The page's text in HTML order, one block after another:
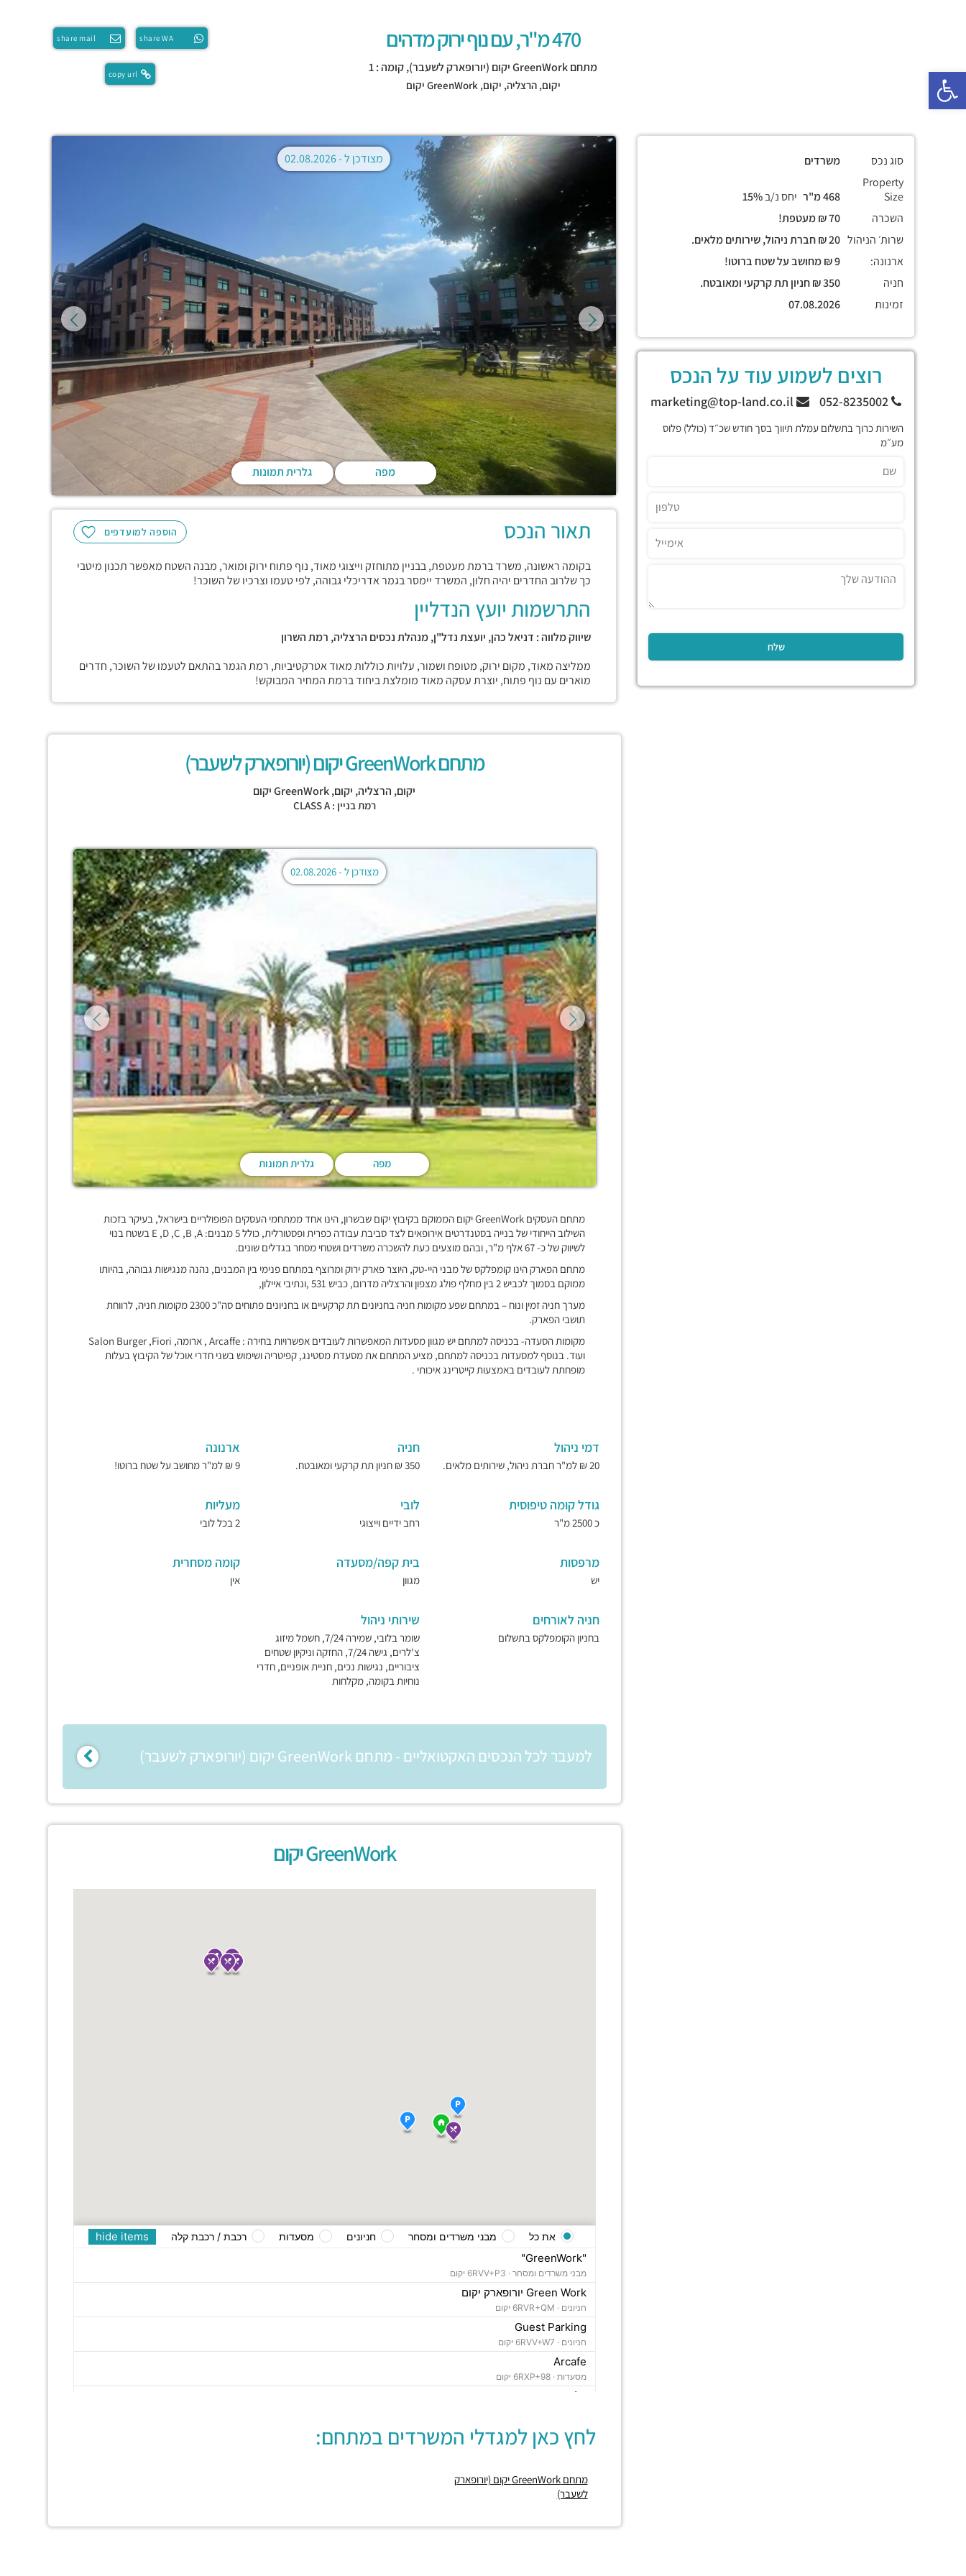
פתח סרגל נגישות
share WA
share mail
copy url
470 מ"ר, עם נוף ירוק מדהים
מתחם GreenWork יקום (יורופארק לשעבר), קומה : 1
יקום,הרצליה, יקום,GreenWork יקום
מפה גלרית תמונות
מצודכן ל -
הוספה למועדפים תאור הנכס
בקומה ראשונה, משרד ברמת מעטפת, בבניין מתוחזק וייצוגי מאוד, נוף פתוח ירוק ומואר, מבנה השטח מאפשר תכנון מיטבי
כך שלרוב החדרים יהיה חלון, המשרד יימסר בגמר אדריכלי גבוהה, לפי טעמו וצרכיו של השוכר!
התרשמות יועץ הנדליין
שיווק מלווה : דניאל כהן, יועצת נדל"ן, מנהלת נכסים הרצליה, רמת השרון
ממליצה מאוד, מקום ירוק, מטופח ושמור, עלויות כוללות מאוד אטרקטיביות, רמת הגמר בהתאם לטעמו של השוכר, חדרים
מוארים עם נוף פתוח, יוצרת עסקה מאוד מומלצת ביחוד ברמת המחיר המבוקש!
סוג נכס
משרדים
Property
Size
יחס נ/ב
השכרה
שרות׳ הניהול
ארנונה:
חניה
זמינות
רוצים לשמוע עוד על הנכס
השירות כרוך בתשלום עמלת תיווך בסך חודש שכ״ד (כולל) פלוס
מע״מ
מתחם GreenWork יקום (יורופארק לשעבר)
יקום, הרצליה, יקום,GreenWork יקום
רמת בניין : CLASS A
מפה גלרית תמונות
מצודכן ל -02.08.2026
מתחם העסקים GreenWork יקום הממוקם בקיבוץ יקום שבשרון, הינו אחד ממתחמי העסקים הפופולריים בישראל, בעיקר בזכות
השילוב הייחודי של בנייה בסטנדרטים אירופאים לצד סביבת עבודה כפרית ופסטורלית, כולל 5 מבנים: E ,D ,C ,B ,A בשטח בנוי
לשיווק של כ- 67 אלף מ"ר, ובהם מוצעים כעת להשכרה משרדים ושטחי מסחר בגדלים שונים.
מתחם הפארק הינו קומפלקס של מבני היי-טק, היוצר פארק ירוק ומרוצף במתחם פנימי בין המבנים, נהנה מנגישות גבוהה, בהיותו
ממוקם בסמוך לכביש 2 בין מחלף פולג מצפון והרצליה מדרום, כביש 531 ,ונתיבי איילון,
מערך חניה זמין ונוח – במתחם שפע מקומות חניה בחניונים תת קרקעיים או בחניונים פתוחים סה"כ 2300 מקומות חניה, לרווחת
תושבי הפארק.
מקומות הסעדה- בכניסה למתחם יש מגוון מסעדות המאפשרות לעובדים אפשרויות בחירה : Arcaffe , ארומה, Salon Burger ,Fiori
ועוד. בנוסף למסעדות בכניסה למתחם, מציע המתחם את מסעדת מסטינג, קפיטריה ושימוש בשני חדרי אוכל של הקיבוץ בעלות
מופחתת לעובדים באמצעות קייטרינג איכותי .
דמי ניהול
20 ₪ למ"ר חברת ניהול, שירותים מלאים.
חניה
350 ₪ חניון תת קרקעי ומאובטח.
ארנונה
9 ₪ למ"ר מחושב על שטח ברוטו!
גודל קומה טיפוסית
כ 2500 מ"ר
לובי
רחב ידיים וייצוגי
מעליות
2 בכל לובי
מרפסות
יש
בית קפה/מסעדה
מגוון
קומה מסחרית
אין
חניה לאורחים
בחניון הקומפלקס בתשלום
שירותי ניהול
שומר בלובי, שמירה 7/24, חשמל מיזוג
צ'לרים, גישה 7/24, החזקה וניקיון שטחים
ציבוריים, נגישות נכים, חניית אופניים, חדרי
נוחיות בקומה, מקלחות
למעבר לכל הנכסים האקטואליים - מתחם GreenWork יקום (יורופארק לשעבר)
GreenWork יקום
"GreenWork"
מבני משרדים ומסחר ·
Green Work יורופארק יקום
חניונים ·
Guest Parking
חניונים ·
Arcafe
מסעדות · 6RXP+98 יקום
דליצ'ס
Fiori
מסעדות ·6RXP+9J יקום
מסעדות ·6RXP+9G יקום
גלידה Dida
hide items את כל מבני משרדים ומסחר חניונים מסעדות רכבת / רכבת קלה
לחץ כאן למגדלי המשרדים במתחם:
מתחם GreenWork יקום (יורופארק
לשעבר)